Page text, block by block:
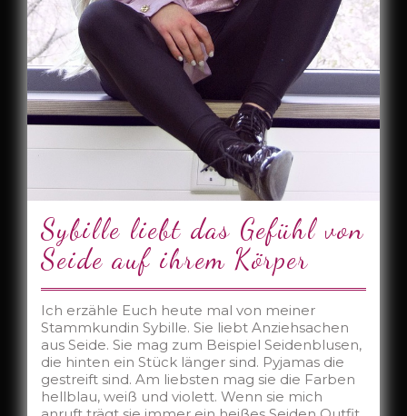
Sybille liebt das Gefühl von
Seide auf ihrem Körper
Ich erzähle Euch heute mal von meiner
Stammkundin Sybille. Sie liebt Anziehsachen
aus Seide. Sie mag zum Beispiel Seidenblusen,
die hinten ein Stück länger sind. Pyjamas die
gestreift sind. Am liebsten mag sie die Farben
hellblau, weiß und violett. Wenn sie mich